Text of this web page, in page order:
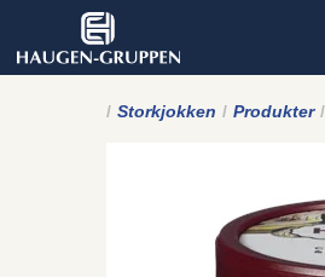
Storkjokken Produkter